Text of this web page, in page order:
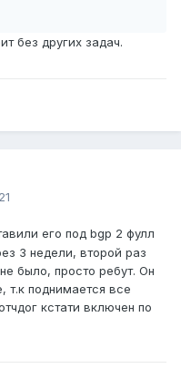
без других задач.
его под bgp 2 фулл
3 недели, второй раз
было, просто ребут. Он
т.к поднимается все
кстати включен по